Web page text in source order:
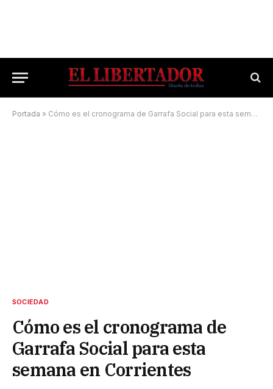
Portada » Cómo es el cronograma de Garrafa Social para esta semana en Corrientes
SOCIEDAD
Cómo es el cronograma de
Garrafa Social para esta
semana en Corrientes